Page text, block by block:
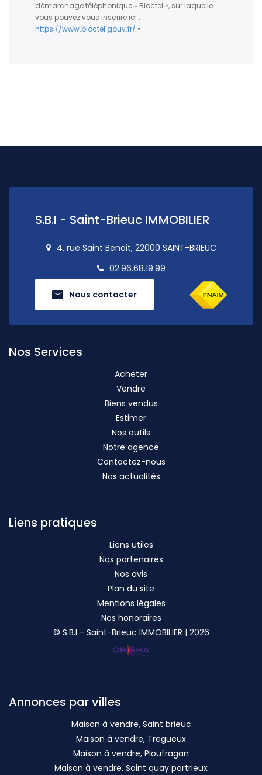
démarchage téléphonique « Bloctel », sur laquelle
vous pouvez vous inscrire ici :
https://www.bloctel.gouv.fr/ »
S.B.I - Saint-Brieuc IMMOBILIER
4, rue Saint Benoit, 22000 SAINT-BRIEUC
02.96.68.19.99
Nous contacter
Nos Services
Acheter
Vendre
Biens vendus
Estimer
Nos outils
Notre agence
Contactez-nous
Nos actualités
Liens pratiques
Liens utiles
Nos partenaires
Nos avis
Plan du site
Mentions légales
Nos honoraires
© S.B.I - Saint-Brieuc IMMOBILIER | 2026
Annonces par villes
Maison à vendre, Saint brieuc
Maison à vendre, Tregueux
Maison à vendre, Ploufragan
Maison à vendre, Saint quay portrieux